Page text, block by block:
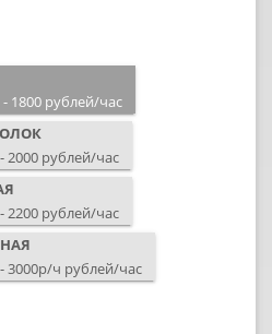
1800 рублей/час
рублей/час
рублей/час
ч рублей/час